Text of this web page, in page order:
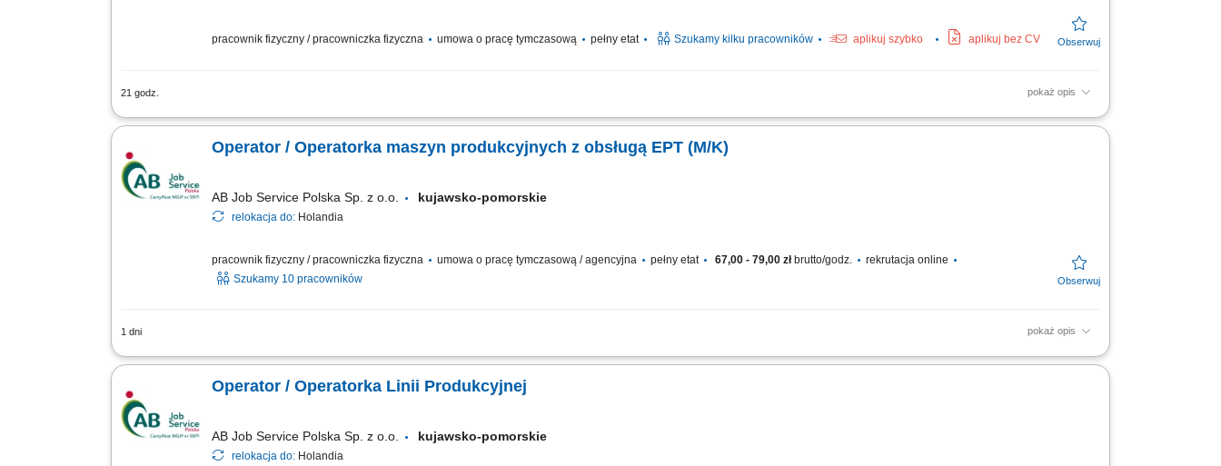
pracownik fizyczny / pracowniczka fizyczna umowa o pracę tymczasową pełny etat Szukamy kilku pracowników aplikuj szybko aplikuj bez CV
21 godz. pokaż opis
Podstawowe informacje: Lokalizacja: Magdeburg, Niemcy; Start pracy: Od zaraz lub w dogodnym dla Ciebie terminie; Czas trwania pracy: Długoterminowe
Operator / Operatorka maszyn produkcyjnych z obsługą EPT (M/K)
AB Job Service Polska Sp. z o.o. kujawsko-pomorskie
relokacja do: Holandia
pracownik fizyczny / pracowniczka fizyczna umowa o pracę tymczasową / agencyjna pełny etat 67,00 - 79,00 złbrutto/godz.
rekrutacja online
Szukamy 10 pracowników
1 dni pokaż opis
Nowoczesna holenderska firma z branży spożywczej, specjalizująca się w uboju, przetwórstwie i pakowaniu drobiu. Przedsiębiorstwo produkuje świeże i mrożone
Operator / Operatorka Linii Produkcyjnej
AB Job Service Polska Sp. z o.o. kujawsko-pomorskie
relokacja do: Holandia